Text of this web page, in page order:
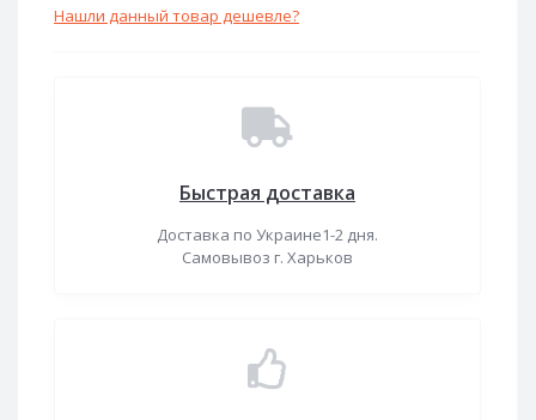
Нашли данный товар дешевле?
Быстрая доставка
Доставка по Украине1-2 дня.
Самовывоз г. Харьков